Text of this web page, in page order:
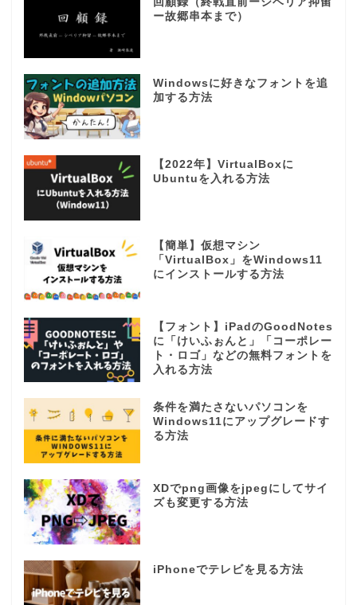
ー故郷串本まで）
Windowsに好きなフォントを追
加する方法
【2022年】VirtualBoxに
Ubuntuを入れる方法
【簡単】仮想マシン
「VirtualBox」をWindows11
にインストールする方法
【フォント】iPadのGoodNotes
に「けいふぉんと」「コーポレー
ト・ロゴ」などの無料フォントを
入れる方法
条件を満たさないパソコンを
Windows11にアップグレードす
る方法
XDでpng画像をjpegにしてサイ
ズも変更する方法
iPhoneでテレビを見る方法